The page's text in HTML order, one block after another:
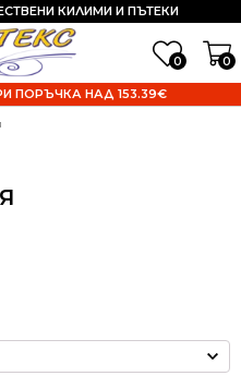
0 0
КИЛИМИ И ПЪТЕКИ
ПОРЪЧКА НАД 153.39€